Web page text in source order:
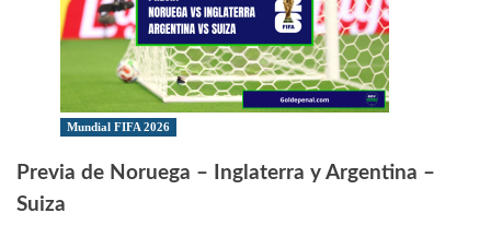
Bellingham
llevó
Inglaterra
a
Mundial FIFA 2026
Previa de Noruega – Inglaterra y Argentina –
Suiza